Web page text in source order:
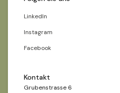
LinkedIn
Instagram
Facebook
Kontakt
Grubenstrasse 6